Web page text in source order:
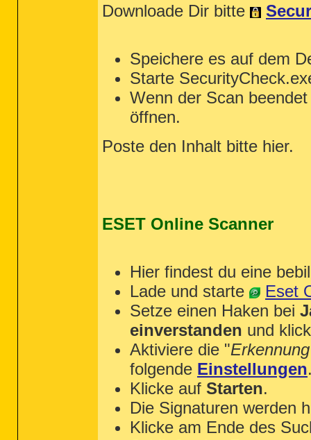
Downloade Dir bitte
Speichere es auf dem
Starte
Wenn der Scan
öffnen.
Poste den Inhalt bitte hier.
ESET Online Scanner
Hier findest du eine
Lade und starte
Eset
Setze einen Haken bei
einverstanden und
Aktiviere die "
folgende Einstellungen
Klicke auf Starten.
Die Signaturen werden
Klicke am Ende des